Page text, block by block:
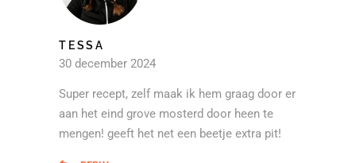
TESSA
30 december 2024
Super recept, zelf maak ik hem graag door er
aan het eind grove mosterd door heen te
mengen! geeft het net een beetje extra pit!